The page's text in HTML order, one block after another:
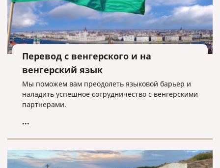
Перевод с венгерского и на
венгерский язык
Мы поможем вам преодолеть языковой барьер и
наладить успешное сотрудничество с венгерскими
партнерами.
...